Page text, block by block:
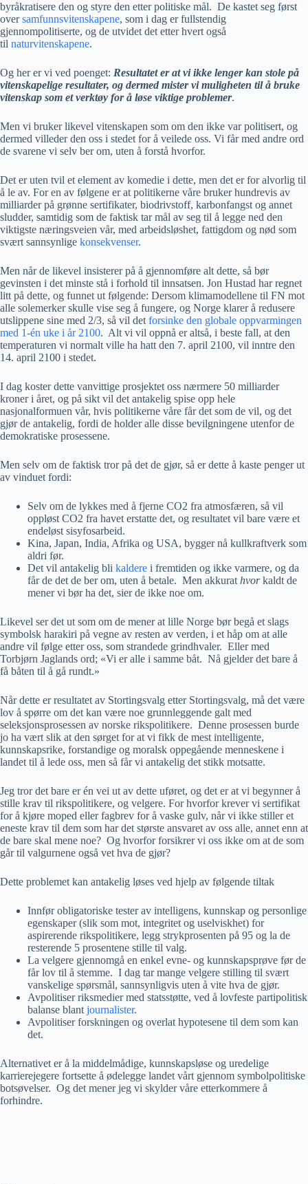
byråkratisere den og styre den etter politiske mål. De kastet seg først
oversamfunnsvitenskapene, som i dag er fullstendig
gjennompolitiserte, og de utvidet det etter hvert også
til naturvitenskapene.
Og her er vi ved poenget: Resultatet er at vi ikke lenger kan stole på
vitenskapelige resultater, og dermed mister vi muligheten til å bruke
vitenskap som et verktøy for å løse viktige problemer.
Men vi bruker likevel vitenskapen som om den ikke var politisert, og
dermed villeder den oss i stedet for å veilede oss. Vi får med andre ord
de svarene vi selv ber om, uten å forstå hvorfor.
Det er uten tvil et element av komedie i dette, men det er for alvorlig til
å le av. For en av følgene er at politikerne våre bruker hundrevis av
milliarder på grønne sertifikater, biodrivstoff, karbonfangst og annet
sludder, samtidig som de faktisk tar mål av seg til å legge ned den
viktigste næringsveien vår, med arbeidsløshet, fattigdom og nød som
svært sannsynlige konsekvenser.
Men når de likevel insisterer på å gjennomføre alt dette, så bør
gevinsten i det minste stå i forhold til innsatsen. Jon Hustad har regnet
litt på dette, og funnet ut følgende: Dersom klimamodellene til FN mot
alle solemerker skulle vise seg å fungere, og Norge klarer å redusere
utslippene sine med 2/3, så vil det forsinke den globale oppvarmingen
med 1-én uke i år 2100. Alt vi vil oppnå er altså, i beste fall, at den
temperaturen vi normalt ville ha hatt den 7. april 2100, vil inntre den
14. april 2100 i stedet.
I dag koster dette vanvittige prosjektet oss nærmere 50 milliarder
kroner i året, og på sikt vil det antakelig spise opp hele
nasjonalformuen vår, hvis politikerne våre får det som de vil, og det
gjør de antakelig, fordi de holder alle disse bevilgningene utenfor de
demokratiske prosessene.
Men selv om de faktisk tror på det de gjør, så er dette å kaste penger ut
av vinduet fordi:
Selv om de lykkes med å fjerne CO2 fra atmosfæren, så vil
oppløst CO2 fra havet erstatte det, og resultatet vil bare være et
endeløst sisyfosarbeid.
Kina, Japan, India, Afrika og USA, bygger nå kullkraftverk som
aldri før.
Det vil antakelig bli kaldere i fremtiden og ikke varmere, og da
får de det de ber om, uten å betale. Men akkurat hvorkaldt de
mener vi bør ha det, sier de ikke noe om.
Likevel ser det ut som om de mener at lille Norge bør begå et slags
symbolsk harakiri på vegne av resten av verden, i et håp om at alle
andre vil følge etter oss, som strandede grindhvaler. Eller med
Torbjørn Jaglands ord; «Vi er alle i samme båt. Nå gjelder det bare å
få båten til å gå rundt.»
Når dette er resultatet av Stortingsvalg etter Stortingsvalg, må det være
lov å spørre om det kan være noe grunnleggende galt med
seleksjonsprosessen av norske rikspolitikere. Denne prosessen burde
jo ha vært slik at den sørget for at vi fikk de mest intelligente,
kunnskapsrike, forstandige og moralsk oppegående menneskene i
landet til å lede oss, men så får vi antakelig det stikk motsatte.
Jeg tror det bare er én vei ut av dette uføret, og det er at vi begynner å
stille krav til rikspolitikere, og velgere. For hvorfor krever vi sertifikat
for å kjøre moped eller fagbrev for å vaske gulv, når vi ikke stiller et
eneste krav til dem som har det største ansvaret av oss alle, annet enn at
de bare skal mene noe? Og hvorfor forsikrer vi oss ikke om at de som
går til valgurnene også vet hva de gjør?
Dette problemet kan antakelig løses ved hjelp av følgende tiltak
Innfør obligatoriske tester av intelligens, kunnskap og personlige
egenskaper (slik som mot, integritet og uselviskhet) for
aspirerende rikspolitikere, legg strykprosenten på 95 og la de
resterende 5 prosentene stille til valg.
La velgere gjennomgå en enkel evne- og kunnskapsprøve før de
får lov til å stemme. I dag tar mange velgere stilling til svært
vanskelige spørsmål, sannsynligvis uten å vite hva de gjør.
Avpolitiser riksmedier med statsstøtte, ved å lovfeste partipolitisk
balanse blant journalister.
Avpolitiser forskningen og overlat hypotesene til dem som kan
det.
Alternativet er å la middelmådige, kunnskapsløse og uredelige
karrierejegere fortsette å ødelegge landet vårt gjennom symbolpolitiske
botsøvelser. Og det mener jeg vi skylder våre etterkommere å
forhindre.